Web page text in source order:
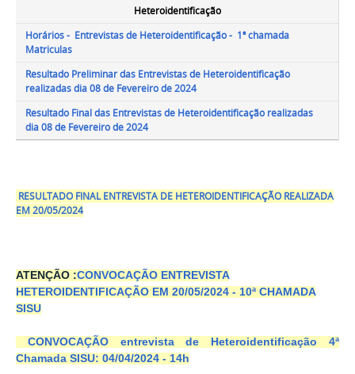
Heteroidentificação
Horários - Entrevistas de Heteroidentificação - 1ª chamada
Matriculas
Resultado Preliminar das Entrevistas de Heteroidentificação
realizadas dia 08 de Fevereiro de 2024
Resultado Final das Entrevistas de Heteroidentificação realizadas
dia 08 de Fevereiro de 2024
RESULTADO FINAL ENTREVISTA DE HETEROIDENTIFICAÇÃO REALIZADA
EM 20/05/2024
ATENÇÃO :CONVOCAÇÃO ENTREVISTA
HETEROIDENTIFICAÇÃO EM 20/05/2024 - 10ª CHAMADA
SISU
CONVOCAÇÃO entrevista de Heteroidentificação 4ª
Chamada SISU: 04/04/2024 - 14h